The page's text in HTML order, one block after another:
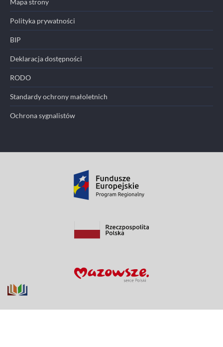
Mapa strony
Polityka prywatności
BIP
Deklaracja dostępności
RODO
Standardy ochrony małoletnich
Ochrona sygnalistów